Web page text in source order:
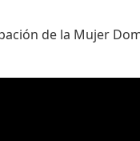
de la Mujer